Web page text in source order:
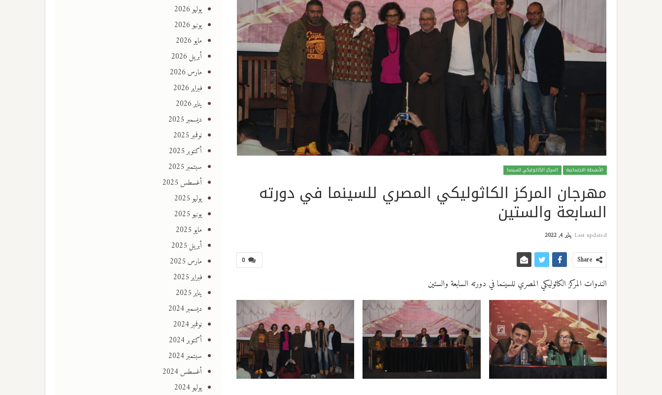
الأنشطة الاجتماعية المركز الكاثوليكي للسينما
مهرجان المركز الكاثوليكي المصري للسينما في دورته
السابعة والستين
Last updated يناير 4, 2022
0 Share
الندوات المركز الكاثوليكي المصري للسينما في دورته السابعة والستين
يوليو 2026
يونيو 2026
مايو 2026
أبريل 2026
مارس 2026
فبراير 2026
يناير 2026
ديسمبر 2025
نوفمبر 2025
أكتوبر 2025
سبتمبر 2025
أغسطس 2025
يوليو 2025
يونيو 2025
مايو 2025
أبريل 2025
مارس 2025
فبراير 2025
يناير 2025
ديسمبر 2024
نوفمبر 2024
أكتوبر 2024
سبتمبر 2024
أغسطس 2024
يوليو 2024